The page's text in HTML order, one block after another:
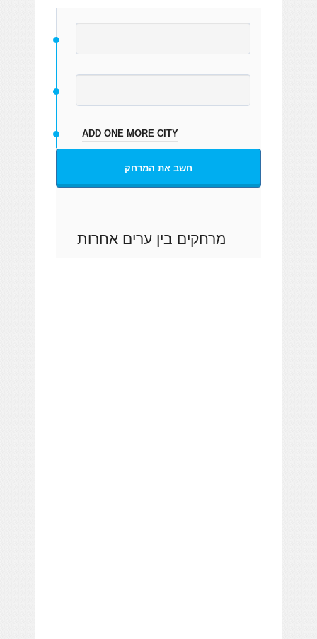
ADD ONE MORE CITY
חשב את המרחק
מרחקים בין ערים אחרות